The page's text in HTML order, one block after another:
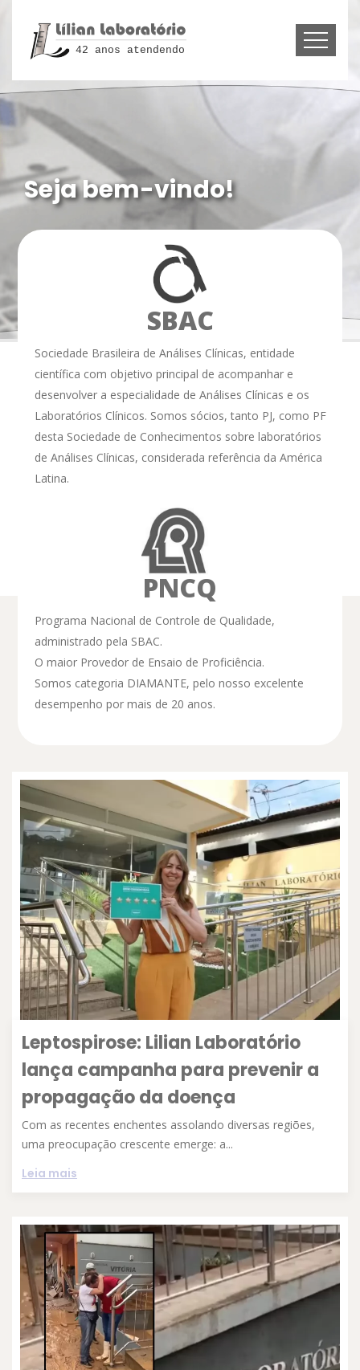
42 anos atendendo
Atendemos com
excelência!
SBAC
Sociedade Brasileira de Análises Clínicas, entidade
científica com objetivo principal de acompanhar e
desenvolver a especialidade de Análises Clínicas e os
Laboratórios Clínicos. Somos sócios, tanto PJ, como PF
desta Sociedade de Conhecimentos sobre laboratórios
de Análises Clínicas, considerada referência da América
Latina.
PNCQ
Programa Nacional de Controle de Qualidade,
administrado pela SBAC.
O maior Provedor de Ensaio de Proficiência.
Somos categoria DIAMANTE, pelo nosso excelente
desempenho por mais de 20 anos.
Mantenha-se
informado
Leptospirose: Lilian Laboratório
lança campanha para prevenir a
propagação da doença
Com as recentes enchentes assolando diversas regiões,
uma preocupação crescente emerge: a...
Leia mais